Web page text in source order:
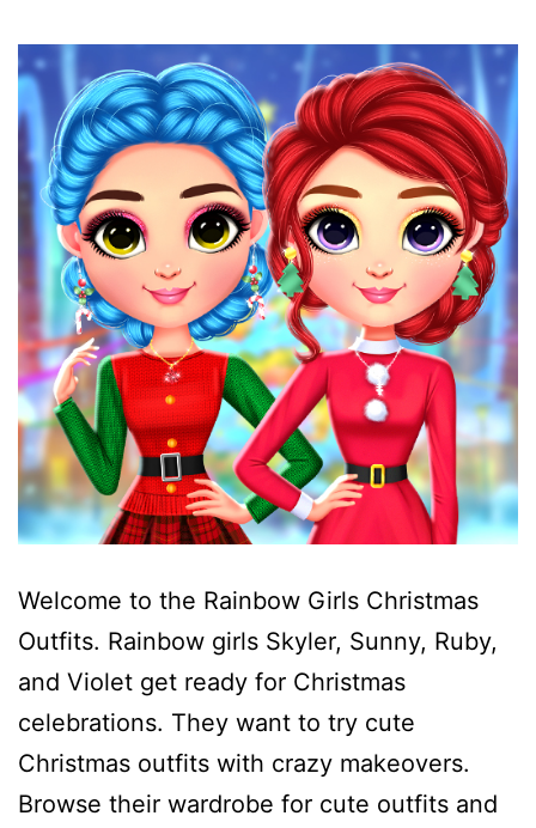
Welcome to the Rainbow Girls Christmas
Outfits. Rainbow girls Skyler, Sunny, Ruby,
and Violet get ready for Christmas
celebrations. They want to try cute
Christmas outfits with crazy makeovers.
Browse their wardrobe for cute outfits and